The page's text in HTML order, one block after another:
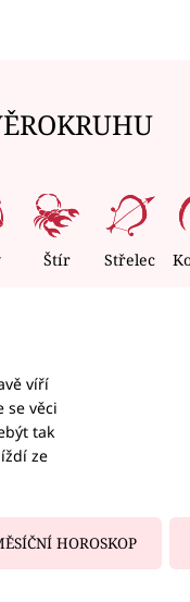
Štír Střelec
víří
se věci
tak
ze
HOROSKOP